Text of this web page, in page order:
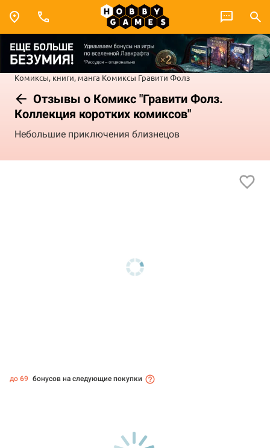
Комиксы, книги, манга Комиксы Гравити Фолз
Отзывы о Комикс "Гравити Фолз.
Коллекция коротких комиксов"
Небольшие приключения близнецов
до 69 бонусов на следующие покупки